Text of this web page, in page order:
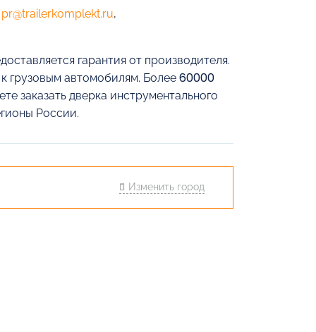
pr@trailerkomplekt.ru,
гарантия от производителя.
грузовым автомобилям. Более 60000
заказать дверка инструментального
России.
Изменить город